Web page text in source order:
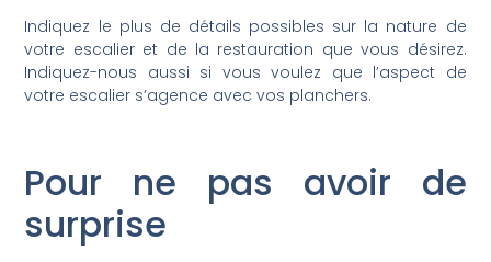
Indiquez le plus de détails possibles sur la nature de
votre escalier et de la restauration que vous désirez.
Indiquez-nous aussi si vous voulez que l’aspect de
votre escalier s’agence avec vos planchers.
Pour ne pas avoir de
surprise